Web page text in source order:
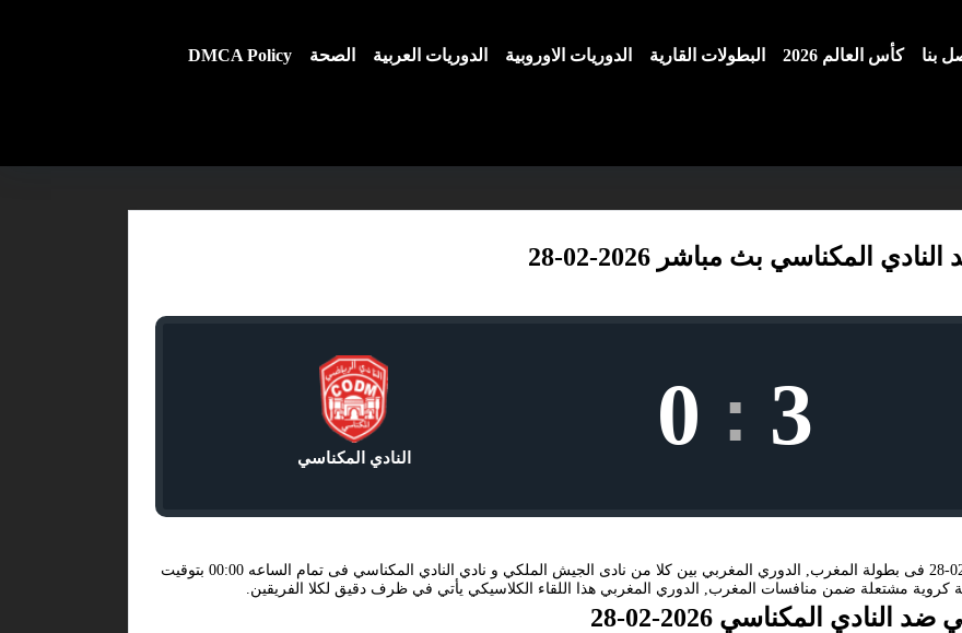
بنا كأس العالم 2026 البطولات القارية الدوريات الاوروبية الدوريات العربية الصحة DMCA Policy
المكناسي بث مباشر 2026-02-28
3
:
0 النادي المكناسي
تتجه أنظار عشاق كرة القدم لمشاهدة مباراة اليوم 2026-02-28 فى بطولة المغرب, الدوري المغربي بين كلا من نادى الجيش الملكي و نادي النادي المكناسي فى تمام الساعه 00:00 بتوقيت
مشتعلة ضمن منافسات المغرب, الدوري المغربي هذا اللقاء الكلاسيكي يأتي في ظرف دقيق لكلا الفريقين.
المكناسي 2026-02-28